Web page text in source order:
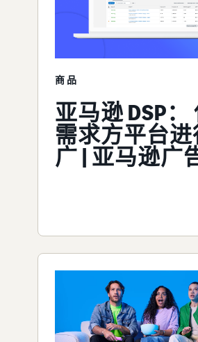
商品
亚马逊 DSP：
需求方平台进
广 | 亚马逊广